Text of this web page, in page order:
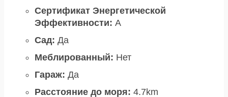
Сертификат Энергетической
Эффективности: A
Сад: Да
Меблированный: Нет
Гараж: Да
Расстояние до моря: 4.7km